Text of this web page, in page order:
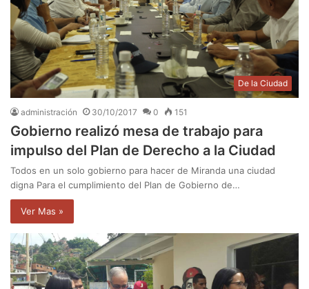
De la Ciudad
administración 30/10/2017 0 151
Gobierno realizó mesa de trabajo para
impulso del Plan de Derecho a la Ciudad
Todos en un solo gobierno para hacer de Miranda una ciudad
digna Para el cumplimiento del Plan de Gobierno de…
Ver Mas »